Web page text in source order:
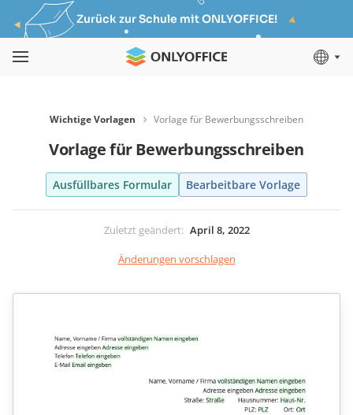
Zurück zur Schule mit ONLYOFFICE!
Wichtige Vorlagen Vorlage für Bewerbungsschreiben
Vorlage für Bewerbungsschreiben
Ausfüllbares Formular Bearbeitbare Vorlage
Zuletzt geändert: April 8, 2022
Änderungen vorschlagen